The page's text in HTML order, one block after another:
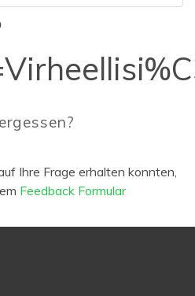
Ihre Frage erhalten konnten,
Feedback Formular